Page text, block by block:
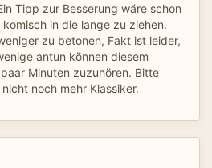
Tipp zur Besserung wäre schon
in die lange zu ziehen.
zu betonen, Fakt ist leider,
antun können diesem
Minuten zuzuhören. Bitte
noch mehr Klassiker.